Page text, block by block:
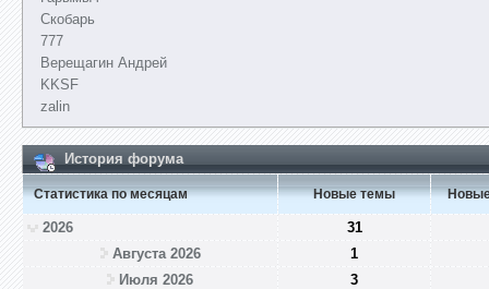
Скобарь
777
Верещагин Андрей
KKSF
zalin
История форума
Статистика по месяцам Новые темы
2026
31
Августа 2026
1
Июля 2026
3